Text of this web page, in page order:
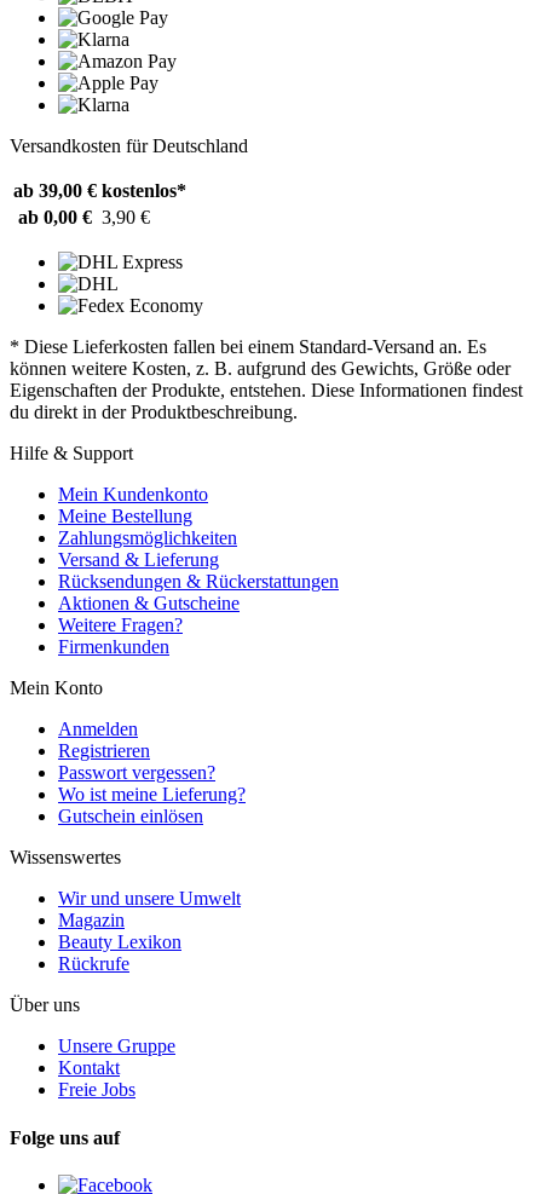
Versandkosten für Deutschland
ab 39,00 € kostenlos*
ab 0,00 € 3,90 €
* Diese Lieferkosten fallen bei einem Standard-Versand an. Es
können weitere Kosten, z. B. aufgrund des Gewichts, Größe oder
Eigenschaften der Produkte, entstehen. Diese Informationen findest
du direkt in der Produktbeschreibung.
Hilfe & Support
Mein Kundenkonto
Meine Bestellung
Zahlungsmöglichkeiten
Versand & Lieferung
Rücksendungen & Rückerstattungen
Aktionen & Gutscheine
Weitere Fragen?
Firmenkunden
Mein Konto
Anmelden
Registrieren
Passwort vergessen?
Wo ist meine Lieferung?
Gutschein einlösen
Wissenswertes
Wir und unsere Umwelt
Magazin
Beauty Lexikon
Rückrufe
Über uns
Unsere Gruppe
Kontakt
Freie Jobs
Folge uns auf